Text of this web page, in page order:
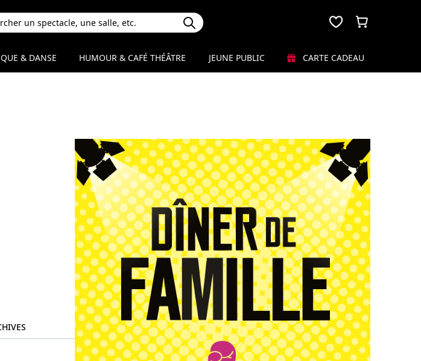
& DANSE HUMOUR & CAFÉ THÉÂTRE JEUNE PUBLIC CARTE CADEAU